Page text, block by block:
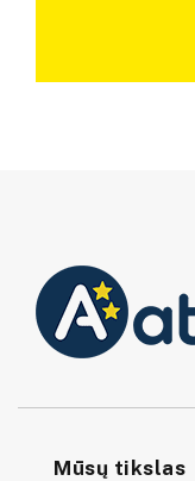
Mūsų tikslas